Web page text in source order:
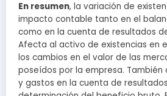
En resumen, la variación de
impacto contable tanto en el
como en la cuenta de resultados
Afecta al activo de existencias en
los cambios en el valor de las
poseídos por la empresa.
y gastos en la cuenta de